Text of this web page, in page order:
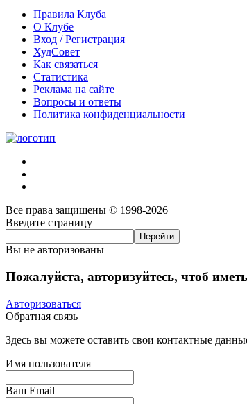
Правила Клуба
О Клубе
Вход / Регистрация
ХудСовет
Как связаться
Статистика
Реклама на сайте
Вопросы и ответы
Политика конфиденциальности
Все права защищены © 1998-2026
Введите страницу
Вы не авторизованы
Пожалуйста, авторизуйтесь, чтоб
Авторизоваться
Обратная связь
Здесь вы можете оставить свои контактные
Имя пользователя
Ваш Email